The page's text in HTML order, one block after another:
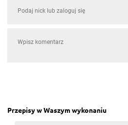
Przepisy w Waszym wykonaniu